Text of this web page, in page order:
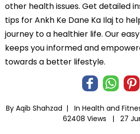
other health issues. Get detailed
tips for Ankh Ke Dane Ka Ilaj to
journey to a healthier life. Our
keeps you informed and
towards a better lifestyle.
By Aqib Shahzad | In Health and
62408 Views |
27